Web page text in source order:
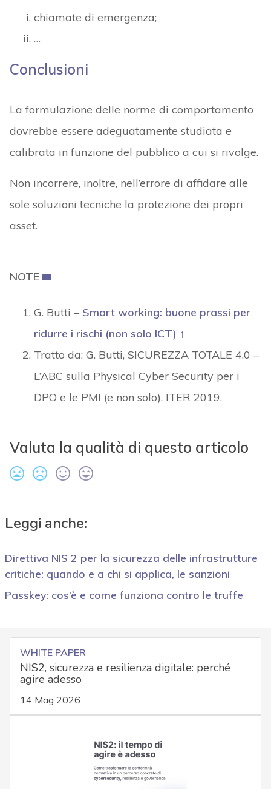
chiamate di emergenza;
…
Conclusioni
La formulazione delle norme di comportamento
dovrebbe essere adeguatamente studiata e
calibrata in funzione del pubblico a cui si rivolge.
Non incorrere, inoltre, nell’errore di affidare alle
sole soluzioni tecniche la protezione dei propri
asset.
NOTE
G. Butti – Smart working: buone prassi per
ridurre i rischi (non solo ICT) ↑
Tratto da: G. Butti, SICUREZZA TOTALE 4.0 –
L’ABC sulla Physical Cyber Security per i
DPO e le PMI (e non solo), ITER 2019.
Valuta la qualità di questo articolo
Leggi anche:
Direttiva NIS 2 per la sicurezza delle infrastrutture
critiche: quando e a chi si applica, le sanzioni
Passkey: cos’è e come funziona contro le truffe
WHITE PAPER
NIS2, sicurezza e resilienza digitale: perché
agire adesso
14 Mag 2026